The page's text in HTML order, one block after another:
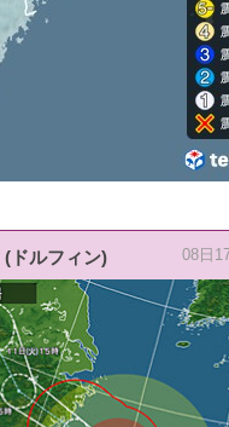
(ドルフィン) 08日